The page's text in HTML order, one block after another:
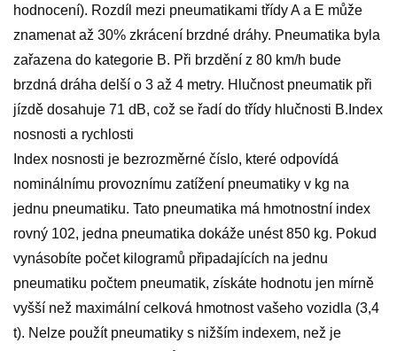
hodnocení). Rozdíl mezi pneumatikami třídy A a E může
znamenat až 30% zkrácení brzdné dráhy. Pneumatika byla
zařazena do kategorie B. Při brzdění z 80 km/h bude
brzdná dráha delší o 3 až 4 metry. Hlučnost pneumatik při
jízdě dosahuje 71 dB, což se řadí do třídy hlučnosti B.Index
nosnosti a rychlosti
Index nosnosti je bezrozměrné číslo, které odpovídá
nominálnímu provoznímu zatížení pneumatiky v kg na
jednu pneumatiku. Tato pneumatika má hmotnostní index
rovný 102, jedna pneumatika dokáže unést 850 kg. Pokud
vynásobíte počet kilogramů připadajících na jednu
pneumatiku počtem pneumatik, získáte hodnotu jen mírně
vyšší než maximální celková hmotnost vašeho vozidla (3,4
t). Nelze použít pneumatiky s nižším indexem, než je